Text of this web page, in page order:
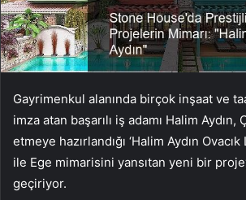
Gayrimenkul alanında birçok inşaat ve
imza atan başarılı iş adamı Halim Aydın,
etmeye hazırlandığı ‘Halim Aydın
ile Ege mimarisini yansıtan yeni bir
geçiriyor.